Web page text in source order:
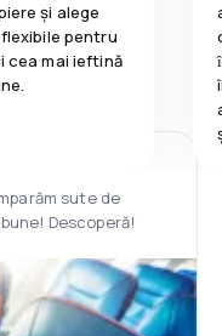
și alege
pentru
cea mai ieftină
sute de
Descoperă!